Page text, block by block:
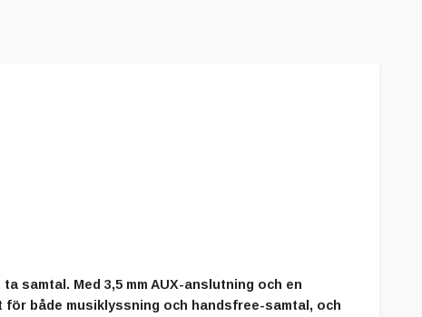
samtal. Med 3,5 mm AUX-anslutning och en
både musiklyssning och handsfree-samtal, och